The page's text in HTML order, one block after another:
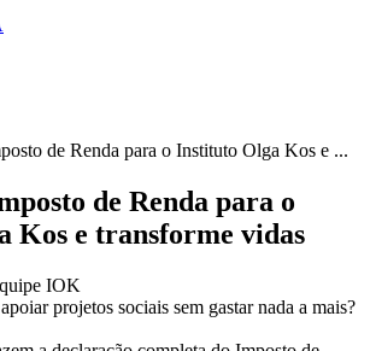
de Renda para o Instituto Olga Kos e ...
de Renda para o
Kos e transforme vidas
IOK
projetos sociais sem gastar nada a mais?